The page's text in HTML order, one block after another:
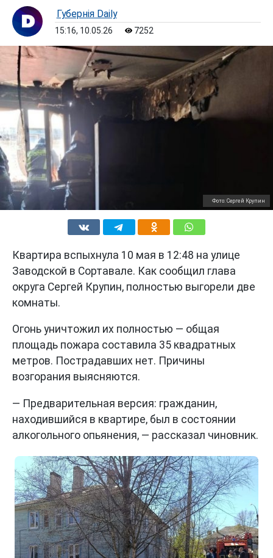
Губернiя Daily
15:16, 10.05.26 7252
Фото: Сергей Крупин
Квартира вспыхнула 10 мая в 12:48 на улице
Заводской в Сортавале. Как сообщил глава
округа Сергей Крупин, полностью выгорели две
комнаты.
Огонь уничтожил их полностью — общая
площадь пожара составила 35 квадратных
метров. Пострадавших нет. Причины
возгорания выясняются.
— Предварительная версия: гражданин,
находившийся в квартире, был в состоянии
алкогольного опьянения, — рассказал чиновник.